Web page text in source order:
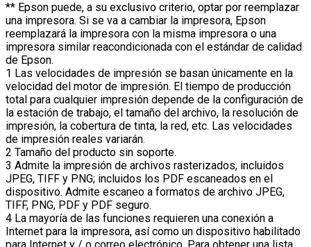
** Epson puede, a su exclusivo criterio, optar por reemplazar
una impresora. Si se va a cambiar la impresora, Epson
reemplazará la impresora con la misma impresora o una
impresora similar reacondicionada con el estándar de calidad
de Epson.
1 Las velocidades de impresión se basan únicamente en la
velocidad del motor de impresión. El tiempo de producción
total para cualquier impresión depende de la configuración de
la estación de trabajo, el tamaño del archivo, la resolución de
impresión, la cobertura de tinta, la red, etc. Las velocidades
de impresión reales variarán.
2 Tamaño del producto sin soporte.
3 Admite la impresión de archivos rasterizados, incluidos
JPEG, TIFF y PNG; incluidos los PDF escaneados en el
dispositivo. Admite escaneo a formatos de archivo JPEG,
TIFF, PNG, PDF y PDF seguro.
4 La mayoría de las funciones requieren una conexión a
Internet para la impresora, así como un dispositivo habilitado